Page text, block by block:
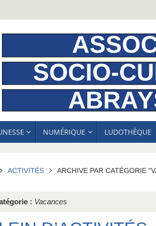
NUMÉRIQUE LUDOTHÈQUE
ACCUEIL
ACTIVITÉS ARCHIVE PAR CATÉGORIE
: Vacances